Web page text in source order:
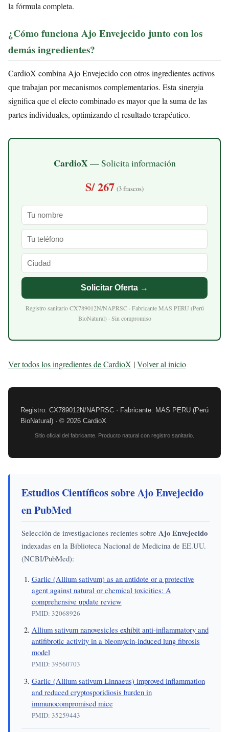
la fórmula completa.
¿Cómo funciona Ajo Envejecido junto con los
demás ingredientes?
CardioX combina Ajo Envejecido con otros ingredientes activos
que trabajan por mecanismos complementarios. Esta sinergia
significa que el efecto combinado es mayor que la suma de las
partes individuales, optimizando el resultado terapéutico.
CardioX— Solicita información
S/ 267 (3 frascos)
Solicitar Oferta →
Registro sanitario CX789012N/NAPRSC · Fabricante MAS PERU (Perú
BioNatural) · Sin compromiso
Ver todos los ingredientes de CardioX |Volver al inicio
Registro: CX789012N/NAPRSC · Fabricante: MAS PERU (Perú
BioNatural) · © 2026 CardioX
Sitio oficial del fabricante. Producto natural con registro sanitario.
Estudios Científicos sobre Ajo Envejecido
en PubMed
Selección de investigaciones recientes sobreAjo Envejecido
indexadas en la Biblioteca Nacional de Medicina de EE.UU.
(NCBI/PubMed):
Garlic (Allium sativum) as an antidote or a protective
agent against natural or chemical toxicities: A
comprehensive update review
PMID: 32068926
Allium sativum nanovesicles exhibit anti-inflammatory and
antifibrotic activity in a bleomycin-induced lung fibrosis
model
PMID: 39560703
Garlic (Allium sativum Linnaeus) improved inflammation
and reduced cryptosporidiosis burden in
immunocompromised mice
PMID: 35259443